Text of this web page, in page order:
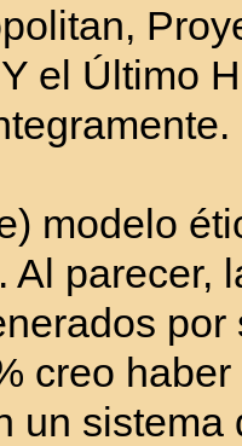
el Último
modelo
Al parecer,
creo
un